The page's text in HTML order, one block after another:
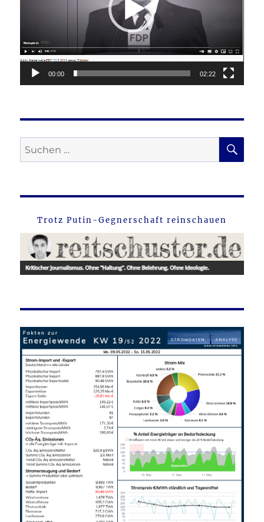
00:00 02:22
Suche
nach:
Trotz Putin-Gegnerschaft reinschauen